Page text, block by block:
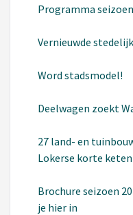
Programma
Vernieuwde
Word stadsmodel!
Deelwagen zoekt
27 land- en
Lokerse korte keten
Brochure seizoen
je hier in